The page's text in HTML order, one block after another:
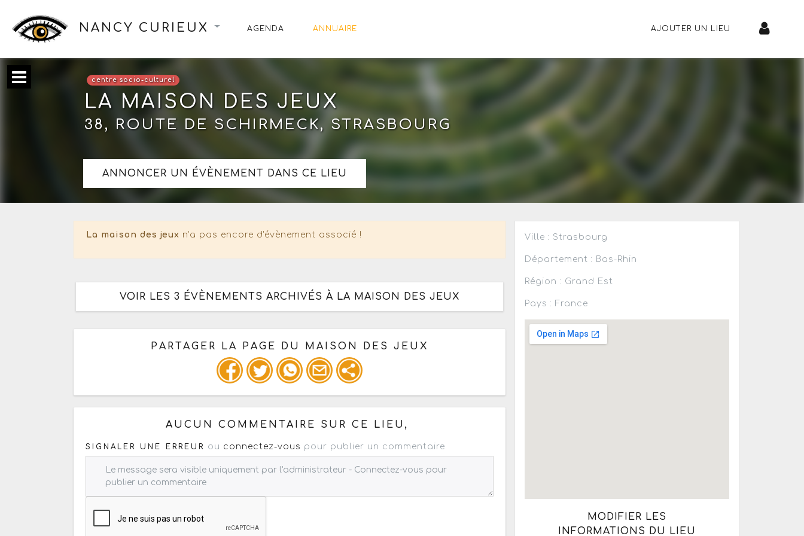
NANCY CURIEUX AGENDA ANNUAIRE AJOUTER UN LIEU
centre socio-culturel
LA MAISON DES JEUX
38, ROUTE DE SCHIRMECK, STRASBOURG
ANNONCER UN ÉVÈNEMENT DANS CE LIEU
La maison des jeux n'a pas encore d'évènement associé !
VOIR LES 3 ÉVÈNEMENTS ARCHIVÉS À LA MAISON DES JEUX
PARTAGER LA PAGE DU MAISON DES JEUX
Ou copiez les infos ci-dessous pour un : mail / forum / réseau social
AUCUN COMMENTAIRE SUR CE LIEU,
SIGNALER UNE ERREUR ou connectez-vous pour publier un commentaire
Ville : Strasbourg
Département : Bas-Rhin
Région : Grand Est
Pays : France
MODIFIER LES
INFORMATIONS DU LIEU